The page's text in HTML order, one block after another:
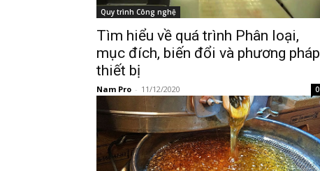
Quy trình Công nghệ
Tìm hiểu về quá trình Phân loại,
mục đích, biến đổi và phương pháp
thiết bị
Nam Pro - 11/12/2020 0